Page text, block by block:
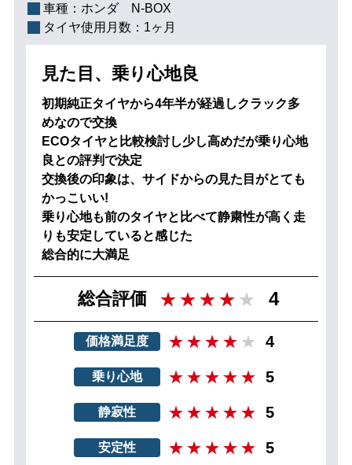
車種： ホンダ N-BOX
タイヤ使用月数： 1ヶ月
見た目、乗り心地良
初期純正タイヤから4年半が経過しクラック多
めなので交換
ECOタイヤと比較検討し少し高めだが乗り心地
良との評判で決定
交換後の印象は、サイドからの見た目がとても
かっこいい!
乗り心地も前のタイヤと比べて静粛性が高く走
りも安定していると感じた
総合的に大満足
総合評価 4
価格満足度 4
乗り心地 5
静寂性 5
安定性 5